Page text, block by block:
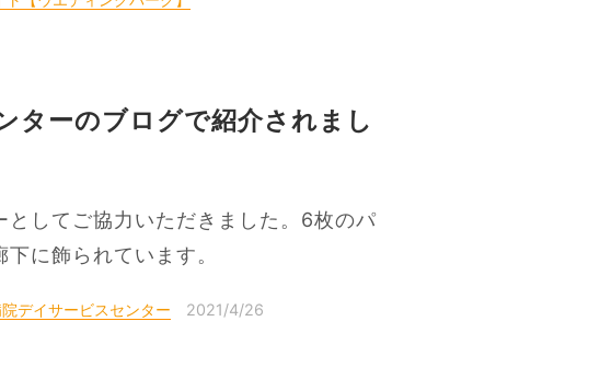
ターのブログで紹介されまし
してご協力いただきました。6枚のパ
に飾られています。
デイサービスセンター
2021/4/26